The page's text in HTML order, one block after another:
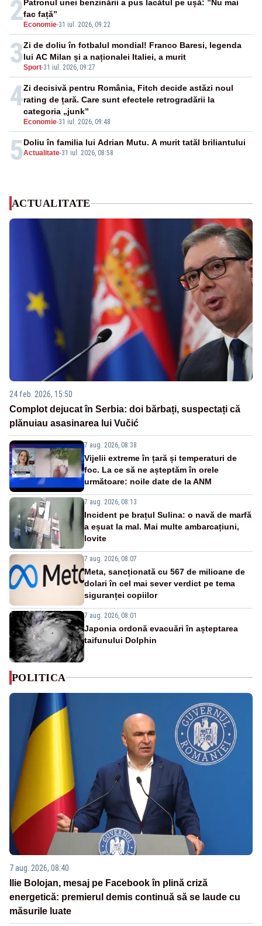
2 Economie-31 iul. 2026, 09:22
Patronul unei benzinării a pus lacătul pe ușă: ”Nu mai
fac față”
3Sport-31 iul. 2026, 09:27
Zi de doliu în fotbalul mondial! Franco Baresi, legenda
lui AC Milan și a naționalei Italiei, a murit
4
Economie-31 iul. 2026, 09:48
Zi decisivă pentru România, Fitch decide astăzi noul
rating de țară. Care sunt efectele retrogradării la
categoria „junk”
5Actualitate-31 iul. 2026, 08:58
Doliu în familia lui Adrian Mutu. A murit tatăl briliantului
ACTUALITATE
24 feb. 2026, 15:50
Complot dejucat în Serbia: doi bărbați, suspectați că
plănuiau asasinarea lui Vučić
7 aug. 2026, 08:38
Vijelii extreme în țară și temperaturi de
foc. La ce să ne așteptăm în orele
următoare: noile date de la ANM
7 aug. 2026, 08:13
Incident pe brațul Sulina: o navă de marfă
a eșuat la mal. Mai multe ambarcațiuni,
lovite
7 aug. 2026, 08:07
Meta, sancționată cu 567 de milioane de
dolari în cel mai sever verdict pe tema
siguranței copiilor
7 aug. 2026, 08:01
Japonia ordonă evacuări în așteptarea
taifunului Dolphin
POLITICA
7 aug. 2026, 08:40
Ilie Bolojan, mesaj pe Facebook în plină criză
energetică: premierul demis continuă să se laude cu
măsurile luate